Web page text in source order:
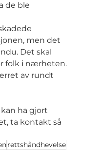
de ble
men det
Det skal
folk i nærheten.
av rundt
ha gjort
ta kontakt så
rettshåndhevelse